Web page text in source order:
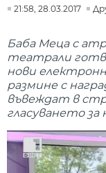
21:58, 28.03.2017
Баба Меца с
театрали
нови
размине с
въвеждат в
гласуването за